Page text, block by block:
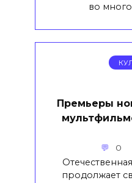
во
Премьеры
0
продолжает